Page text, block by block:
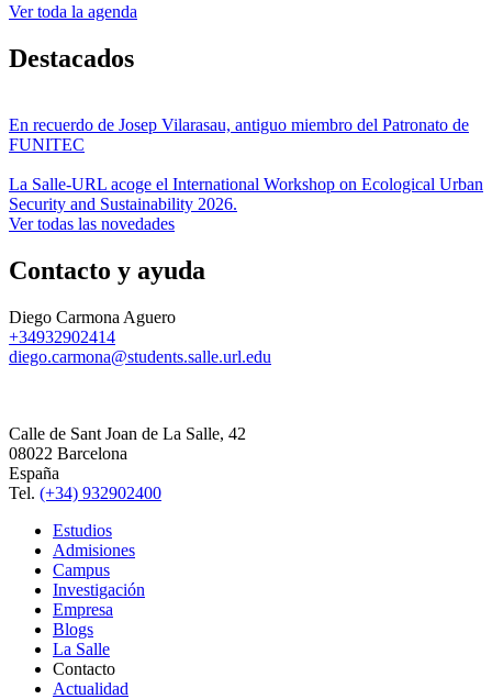
Ver toda la agenda
Destacados
En recuerdo de Josep Vilarasau, antiguo miembro del Patronato de
FUNITEC
La Salle-URL acoge el International Workshop on Ecological Urban
Security and Sustainability 2026.
Ver todas las novedades
Contacto y ayuda
Diego Carmona Aguero
+34932902414
diego.carmona@students.salle.url.edu
Calle de Sant Joan de La Salle, 42
08022 Barcelona
España
Tel. (+34) 932902400
Estudios
Admisiones
Campus
Investigación
Empresa
Blogs
La Salle
Contacto
Actualidad